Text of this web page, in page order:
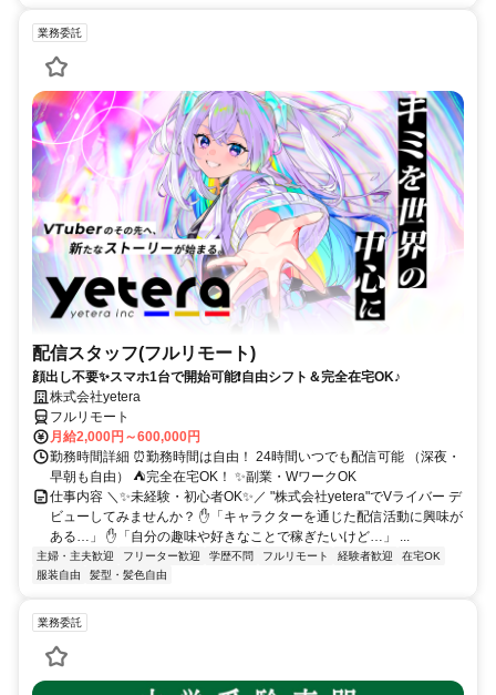
業務委託
配信スタッフ(フルリモート)
顔出し不要✨スマホ1台で開始可能❗自由シフト＆完全在宅OK♪
株式会社yetera
フルリモート
月給2,000円～600,000円
勤務時間詳細 ⏰勤務時間は自由！ 24時間いつでも配信可能 （深夜・
早朝も自由） ⛺完全在宅OK！ ✨副業・WワークOK
仕事内容 ＼✨未経験・初心者OK✨／ "株式会社yetera"でVライバー デ
ビューしてみませんか？ ✋「キャラクターを通じた配信活動に興味が
ある…」 ✋「自分の趣味や好きなことで稼ぎたいけど…」 ...
主婦・主夫歓迎 フリーター歓迎 学歴不問 フルリモート 経験者歓迎
在宅OK
服装自由
髪型・髪色自由
業務委託